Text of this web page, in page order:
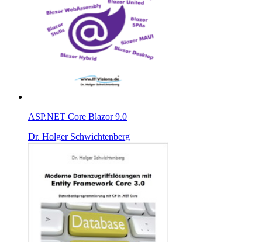
ASP.NET Core Blazor 9.0
Dr. Holger Schwichtenberg